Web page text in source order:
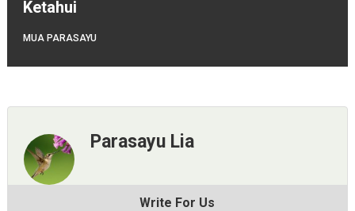
Ketahui
MUA PARASAYU
Parasayu Lia
Write For Us